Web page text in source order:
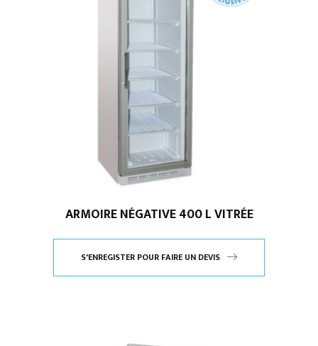
ARMOIRE NÉGATIVE 400 L VITRÉE
S'ENREGISTER POUR FAIRE UN DEVIS